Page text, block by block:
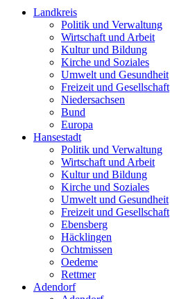
Landkreis
Politik und Verwaltung
Wirtschaft und Arbeit
Kultur und Bildung
Kirche und Soziales
Umwelt und Gesundheit
Freizeit und Gesellschaft
Niedersachsen
Bund
Europa
Hansestadt
Politik und Verwaltung
Wirtschaft und Arbeit
Kultur und Bildung
Kirche und Soziales
Umwelt und Gesundheit
Freizeit und Gesellschaft
Ebensberg
Häcklingen
Ochtmissen
Oedeme
Rettmer
Adendorf